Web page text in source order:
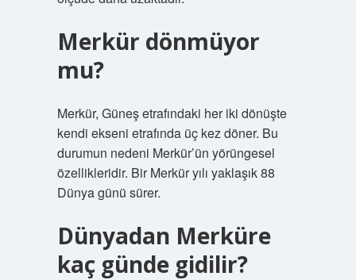
Merkür dönmüyor
mu?
Merkür, Güneş etrafındaki her iki dönüşte
kendi ekseni etrafında üç kez döner. Bu
durumun nedeni Merkür’ün yörüngesel
özellikleridir. Bir Merkür yılı yaklaşık 88
Dünya günü sürer.
Dünyadan Merküre
kaç günde gidilir?